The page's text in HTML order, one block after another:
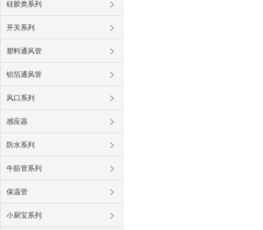
硅胶类系列
开关系列
塑料通风管
铝箔通风管
风口系列
感应器
防水系列
牛筋管系列
保温管
小厨宝系列